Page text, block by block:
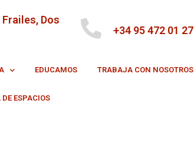
Dos
+34 95 472 01 27
EDUCAMOS TRABAJA CON NOSOTROS
DE ESPACIOS